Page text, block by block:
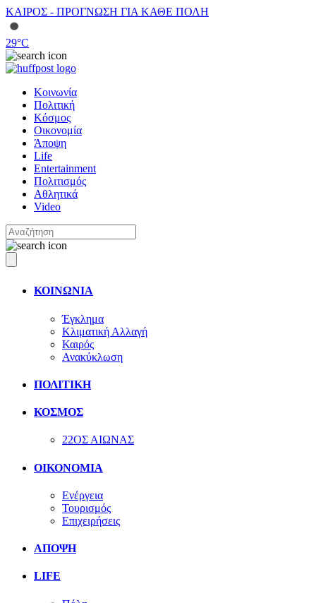
ΚΑΙΡΟΣ - ΠΡΟΓΝΩΣΗ ΓΙΑ ΚΑΘΕ ΠΟΛΗ
29°C
Κοινωνία
Πολιτική
Κόσμος
Οικονομία
Άποψη
Life
Entertainment
Πολιτισμός
Αθλητικά
Video
ΚΟΙΝΩΝΙΑ
Έγκλημα
Κλιματική Αλλαγή
Καιρός
Ανακύκλωση
ΠΟΛΙΤΙΚΗ
ΚΟΣΜΟΣ
22ΟΣ ΑΙΩΝΑΣ
ΟΙΚΟΝΟΜΙΑ
Ενέργεια
Τουρισμός
Επιχειρήσεις
ΑΠΟΨΗ
LIFE